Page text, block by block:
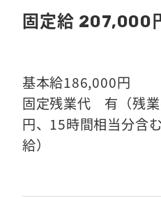
固定給 207,000
基本給186,000円
固定残業代 有（残
円、15時間相当分含
給）